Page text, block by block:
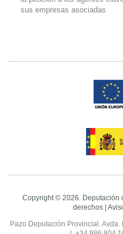
sus empresas asociadas
Copyright © 2026. Deputación
derechos |
Pazo Deputación Provincial.